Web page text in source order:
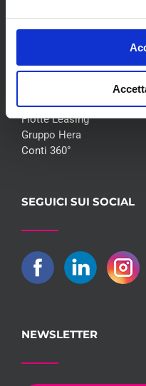
Flotte Leasing
Gruppo Hera
Conti 360°
SEGUICI SUI SOCIAL
NEWSLETTER